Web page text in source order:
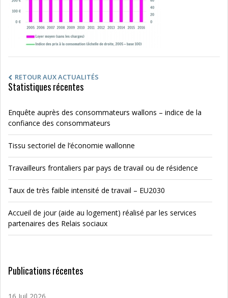
RETOUR AUX ACTUALITÉS
Statistiques récentes
Enquête auprès des consommateurs wallons – indice de la
confiance des consommateurs
Tissu sectoriel de l’économie wallonne
Travailleurs frontaliers par pays de travail ou de résidence
Taux de très faible intensité de travail – EU2030
Accueil de jour (aide au logement) réalisé par les services
partenaires des Relais sociaux
Publications récentes